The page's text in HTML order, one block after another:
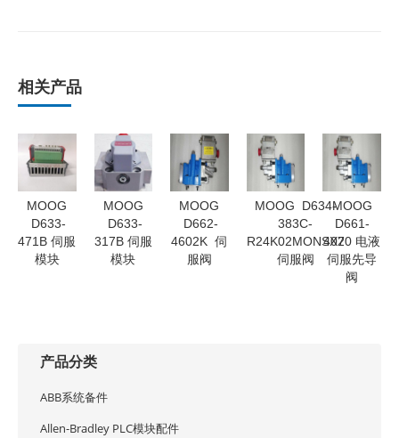
相关产品
MOOG
D633-
471B 伺服
模块
MOOG
D633-
317B 伺服
模块
MOOG
D662-
4602K 伺
服阀
MOOG D634-
383C-
R24K02MONSX2
伺服阀
MOOG
D661-
4070 电液
伺服先导
阀
产品分类
ABB系统备件
Allen-Bradley PLC模块配件